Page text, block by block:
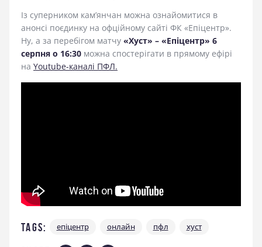
Із суперником кам’янчан можна ознайомитися в
анонсі поєдинку на офційному сайті ФК «Епіцентр».
Ну, а за перебігом матчу «Хуст» – «Епіцентр» 6
серпня о 16:30 можна спостерігати в прямому ефірі
на Youtube-каналі ПФЛ.
Tags: епіцентр онлайн пфл хуст